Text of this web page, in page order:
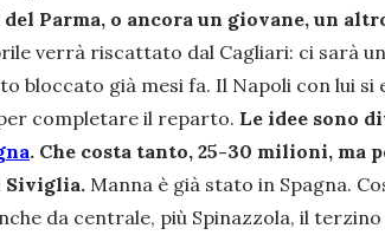
Parma, o ancora un giovane, un
verrà riscattato dal Cagliari: ci sarà
bloccato già mesi fa. Il Napoli con lui
completare il reparto. Le idee sono
. Che costa tanto, 25-30 milioni, ma
Siviglia. Manna è già stato in Spagna.
da centrale, più Spinazzola, il terzino